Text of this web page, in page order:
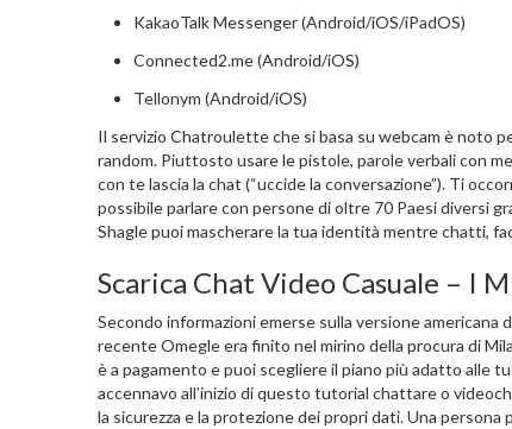
KakaoTalk Messenger (Android/iOS/iPadOS)
Connected2.me (Android/iOS)
Tellonym (Android/iOS)
Il servizio Chatroulette che si basa su webcam è noto
random. Piuttosto usare le pistole, parole verbali con
con te lascia la chat (“uccide la conversazione”). Ti
possibile parlare con persone di oltre 70 Paesi diversi
Shagle puoi mascherare la tua identità mentre chatti,
Scarica Chat Video Casuale – I
Secondo informazioni emerse sulla versione
recente Omegle era finito nel mirino della procura di
è a pagamento e puoi scegliere il piano più adatto alle
accennavo all’inizio di questo tutorial chattare o
la sicurezza e la protezione dei propri dati. Una